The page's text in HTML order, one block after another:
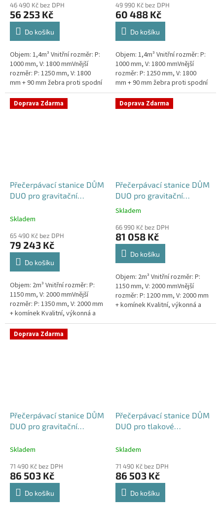
46 490 Kč bez DPH
56 253 Kč
Do košíku
Objem: 1,4m³ Vnitřní rozměr: P:
1000 mm, V: 1800 mmVnější
rozměr: P: 1250 mm, V: 1800
mm + 90 mm žebra proti spodní
vodě + komínek Kvalitní a
výkonná přečerpávací stanice
k...
49 990 Kč bez DPH
60 488 Kč
Do košíku
Objem: 1,4m³ Vnitřní rozměr: P:
1000 mm, V: 1800 mmVnější
rozměr: P: 1250 mm, V: 1800
mm + 90 mm žebra proti spodní
vodě + komínek Kvalitní a
výkonná přečerpávací stanice...
Doprava Zdarma
Přečerpávací stanice DŮM
DUO pro gravitační
- nádrž 2m3
Skladem
65 490 Kč bez DPH
79 243 Kč
Do košíku
Objem: 2m³ Vnitřní rozměr: P:
1150 mm, V: 2000 mmVnější
rozměr: P: 1350 mm, V: 2000 mm
+ komínek Kvalitní, výkonná a
extrémně spolehlivá
přečerpávací stanice k
rodinným a...
Doprava Zdarma
Přečerpávací stanice DŮM
DUO pro gravitační
kanalizace samonosná -
Průměrné
produktu
je
5,0
hvězdiček.
Skladem
66 990 Kč bez DPH
81 058 Kč
Do košíku
Objem: 2m³ Vnitřní rozměr: P:
1150 mm, V: 2000 mmVnější
rozměr: P: 1200 mm, V: 2000 mm
+ komínek Kvalitní, výkonná a
přečerpávací stanice k
Doprava Zdarma
Přečerpávací stanice DŮM
DUO pro gravitační
nádrž 2m3
Skladem
71 490 Kč bez DPH
86 503 Kč
Do košíku
Přečerpávací stanice DŮM
DUO pro tlakové
- nádrž 2m3
Skladem
71 490 Kč bez DPH
86 503 Kč
Do košíku